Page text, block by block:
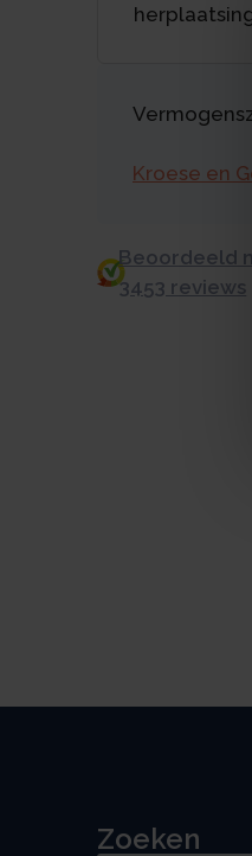
Kroese en
Beoordeeld
3453 reviews
Zoeken